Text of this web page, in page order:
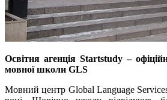
Освітня агенція Startstudy –
мовної школи GLS
Мовний центр Global Language